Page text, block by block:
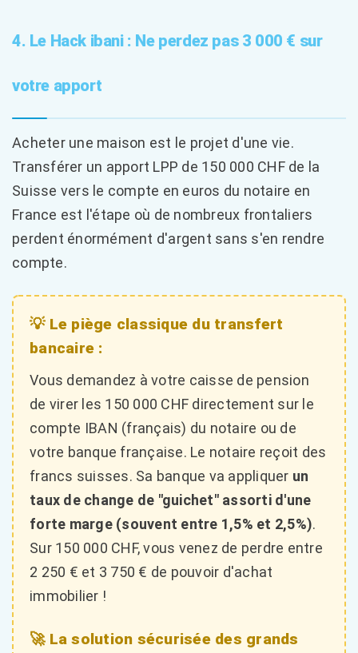
4. Le Hack ibani : Ne perdez pas 3 000 € sur
votre apport
Acheter une maison est le projet d'une vie.
Transférer un apport LPP de 150 000 CHF de la
Suisse vers le compte en euros du notaire en
France est l'étape où de nombreux frontaliers
perdent énormément d'argent sans s'en rendre
compte.
💡 Le piège classique du transfert
bancaire :
Vous demandez à votre caisse de pension
de virer les 150 000 CHF directement sur le
compte IBAN (français) du notaire ou de
votre banque française. Le notaire reçoit des
francs suisses. Sa banque va appliquer un
taux de change de "guichet" assorti d'une
forte marge (souvent entre 1,5% et 2,5%).
Sur 150 000 CHF, vous venez de perdre entre
2 250 € et 3 750 € de pouvoir d'achat
immobilier !
🚀 La solution sécurisée des grands